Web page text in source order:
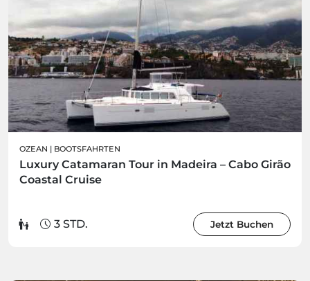
OZEAN | BOOTSFAHRTEN
Luxury Catamaran Tour in Madeira – Cabo Girão
Coastal Cruise
3 STD. Jetzt Buchen